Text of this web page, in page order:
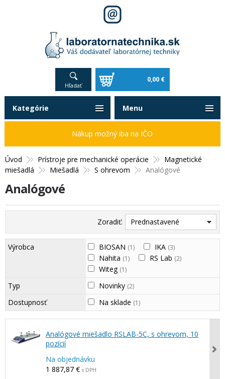
Hľadať
0,00 €
Úvod Prístroje pre mechanické operácie
Magnetické
miešadlá
Miešadlá S ohrevom Analógové
Analógové
Zoradiť: Prednastavené
Výrobca BIOSAN (1) IKA (3)
Nahita (1) RS Lab (2)
Witeg (1)
Typ Novinky (2)
Dostupnosť Na sklade (1)
Analógové miešadlo RSLAB-5C, s ohrevom, 10
pozícií
Na objednávku
1 887,87 € s DPH
Kategórie
Nákup možný iba na IČO
Menu